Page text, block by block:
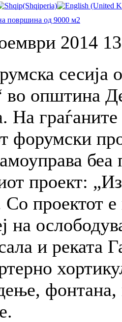
површина од 9000 м2
2014
сесија
во општина
На
форумски
беа
проект:
проектот е
на
и